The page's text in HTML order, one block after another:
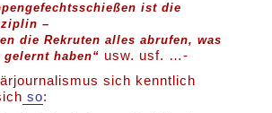
ist die
–
die Rekruten alles abrufen, was
haben“ usw. usf. …-
sich kenntlich
so: